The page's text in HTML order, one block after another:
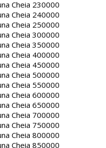
Cheia 230000
Cheia 240000
Cheia 250000
Cheia 300000
Cheia 350000
Cheia 400000
Cheia 450000
Cheia 500000
Cheia 550000
Cheia 600000
Cheia 650000
Cheia 700000
Cheia 750000
Cheia 800000
Cheia 850000